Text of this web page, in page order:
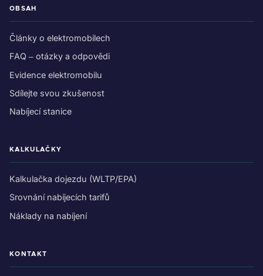
OBSAH
Články o elektromobilech
FAQ – otázky a odpovědi
Evidence elektromobilu
Sdílejte svou zkušenost
Nabíjecí stanice
KALKULAČKY
Kalkulačka dojezdu (WLTP/EPA)
Srovnání nabíjecích tarifů
Náklady na nabíjení
KONTAKT